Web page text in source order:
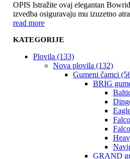
OPIS Istražite ovaj elegantan
izvedba osiguravaju mu izuzetno
read more
KATEGORIJE
Plovila (133)
Nova plovila (132)
Gumeni čamci
BRIG
GRAND